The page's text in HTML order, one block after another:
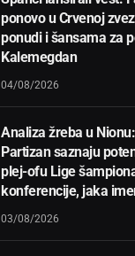
ponovo u Crvenoj
ponudi i šansama za
Kalemegdan
04/08/2026
Analiza žreba u
Partizan saznaju
plej-ofu Lige
konferencije, jaka
03/08/2026